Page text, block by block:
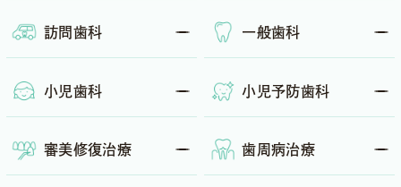
訪問歯科 一般歯科
小児歯科 小児予防歯科
審美修復治療 歯周病治療